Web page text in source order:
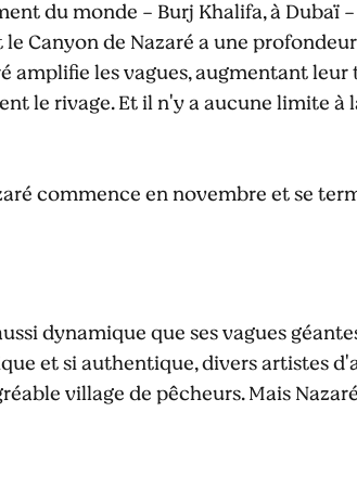
du monde - Burj Khalifa, à Dubaï
Canyon de Nazaré a une
amplifie les vagues, augmentant
le rivage. Et il n'y a aucune limite à
commence en novembre et se
dynamique que ses vagues
et si authentique, divers artistes
village de pêcheurs. Mais